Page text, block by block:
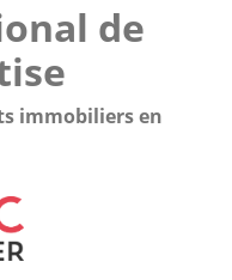
de
immobiliers en